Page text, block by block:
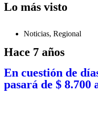
Lo más visto
Noticias, Regional
Hace 7 años
En cuestión de
pasará de $ 8.700